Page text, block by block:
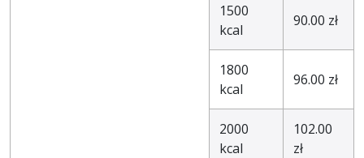
1500
kcal
90.00 zł
1800
kcal
96.00 zł
2000
kcal
102.00
zł